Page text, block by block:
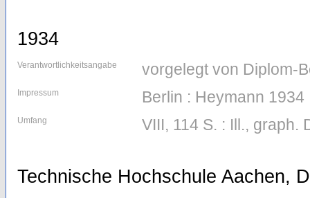
1934
Verantwortlichkeitsangabe vorgelegt von Diplom-
Impressum Berlin : Heymann 1934
Umfang VIII, 114 S. : Ill., graph.
Technische Hochschule Aachen,